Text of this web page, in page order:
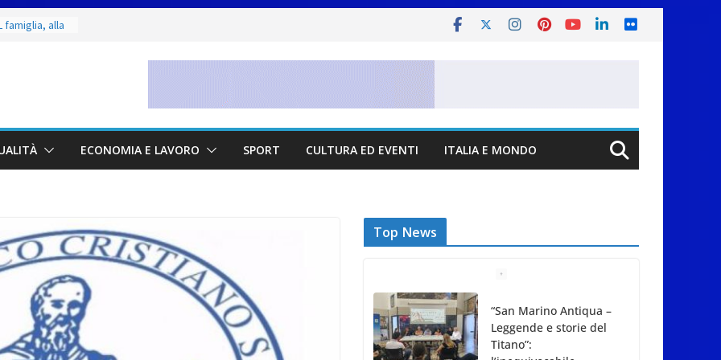
famiglia, alla
Incendi
di Marcinelle
collettiva
ECONOMIA E LAVORO SPORT CULTURA ED EVENTI ITALIA E MONDO
Top News
“San Marino Antiqua –
Leggende e storie del
Titano”: